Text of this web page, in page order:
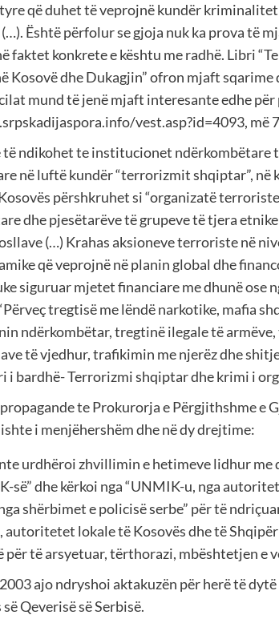
që duhet të veprojnë kundër
Është përfolur se gjoja nuk ka prova të
faktet konkrete e kështu me radhë. Libri
Kosovë dhe Dukagjin” ofron mjaft
mund të jenë mjaft interesante edhe për
vest.asp?id=4093, më
të ndikohet te institucionet ndërkombëtare
në luftë kundër “terrorizmit shqiptar”, në
përshkruhet si “organizatë
dhe pjesëtarëve të grupeve të tjera
(…) Krahas aksioneve terroriste në
që veprojnë në planin global dhe
siguruar mjetet financiare me dhunë ose
tregtisë me lëndë narkotike, mafia
ndërkombëtar, tregtinë ilegale të armëve,
të vjedhur, trafikimin me njerëz dhe
i bardhë- Terrorizmi shqiptar dhe krimi i
te Prokurorja e Përgjithshme e
i menjëhershëm dhe në dy drejtime:
urdhëroi zhvillimin e hetimeve lidhur
së” dhe kërkoi nga “UNMIK-u, nga
shërbimet e policisë serbe” për të
autoritetet lokale të Kosovës dhe të
për të arsyetuar, tërthorazi, mbështetjen e
ajo ndryshoi aktakuzën për herë të
Qeverisë së Serbisë.